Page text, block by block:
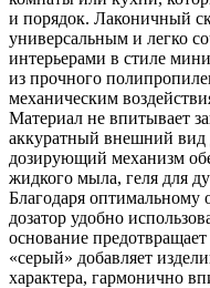
и порядок. Лаконичный
универсальным и легко
интерьерами в стиле
из прочного
механическим
Материал не впитывает
аккуратный внешний вид
дозирующий механизм
жидкого мыла, геля для
Благодаря
дозатор удобно
основание
«серый» добавляет
характера, гармонично